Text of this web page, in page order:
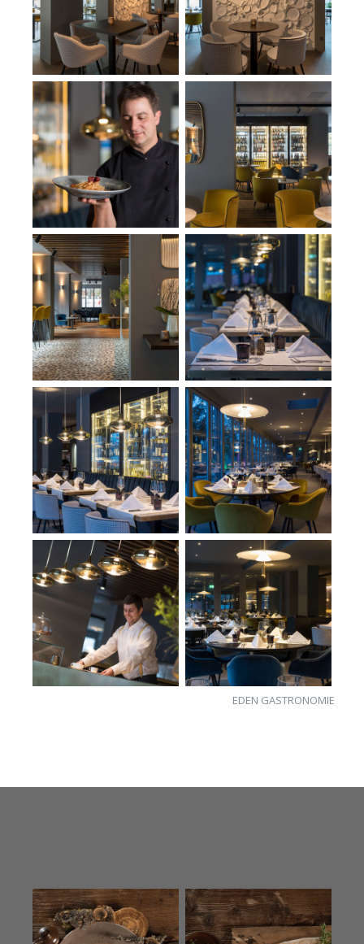
EDEN GASTRONOMIE